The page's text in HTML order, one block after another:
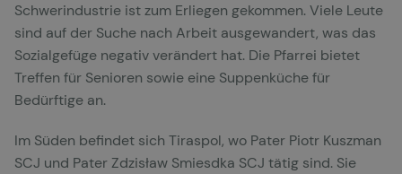
Schwerindustrie ist zum Erliegen gekommen. Viele Leute
sind auf der Suche nach Arbeit ausgewandert, was das
Sozialgefüge negativ verändert hat. Die Pfarrei bietet
Treffen für Senioren sowie eine Suppenküche für
Bedürftige an.
Im Süden befindet sich Tiraspol, wo Pater Piotr Kuszman
SCJ und Pater Zdzisław Smiesdka SCJ tätig sind. Sie